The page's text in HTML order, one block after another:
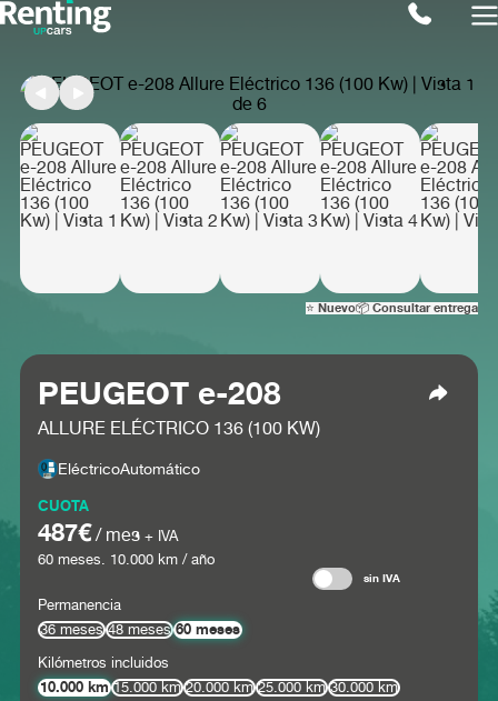
⭐ Nuevo📦 Consultar entrega
PEUGEOT e-208
ALLURE ELÉCTRICO 136 (100 KW)
EléctricoAutomático
CUOTA
487€/ mes + IVA
60meses. 10.000km / año
sin IVA
Permanencia
36 meses
48 meses 60 meses
Kilómetros incluidos
10.000 km 15.000 km 20.000 km 25.000 km
30.000 km